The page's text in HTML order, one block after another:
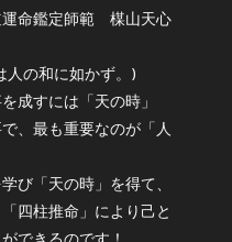
命鑑定師範 楳山天心
人の和に如かず。)
成すには「天の時」
、最も重要なのが「人
び「天の時」を得て、
四柱推命」により己と